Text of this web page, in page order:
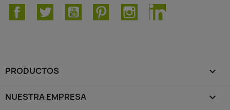
FacebookTwitter YouTube PinterestInstagramLinkedIn
PRODUCTOS 
NUESTRA EMPRESA 